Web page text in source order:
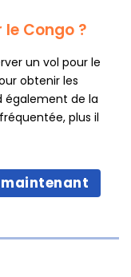
Congo ?
un vol pour le
obtenir les
également de la
plus il